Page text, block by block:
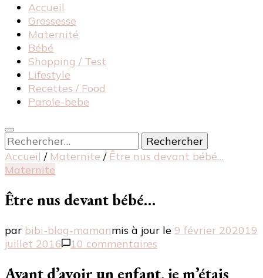
Accueil
Grossesse
Maternité
Bébé
Shopping / Test
Lifestyle
Recettes / Food
Parole-bebe
Rechercher :
Accueil / Maternite / Être nus devant bébé…
Maternite
Être nus devant bébé…
par bibi-blog-mamanmis à jour le 9 février 202019
juillet 2016
10 commentaires
nus
Avant d’avoir un enfant, je m’étais